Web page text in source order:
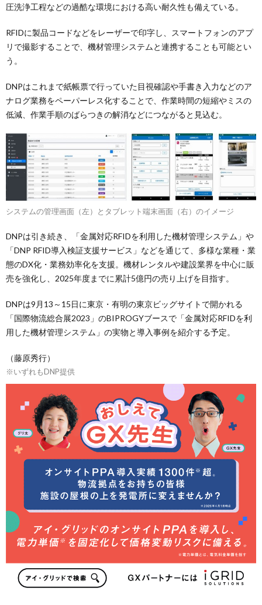
圧洗浄工程などの過酷な環境における高い耐久性も備えている。
RFIDに製品コードなどをレーザーで印字し、スマートフォンのアプ
リで撮影することで、機材管理システムと連携することも可能とい
う。
DNPはこれまで紙帳票で行っていた目視確認や手書き入力などのア
ナログ業務をペーパーレス化することで、作業時間の短縮やミスの
低減、作業手順のばらつきの解消などにつながると見込む。
システムの管理画面（左）とタブレット端末画面（右）のイメージ
DNPは引き続き、「金属対応RFIDを利用した機材管理システム」や
「DNP RFID導入検証支援サービス」などを通じて、多様な業種・業
態のDX化・業務効率化を支援。機材レンタルや建設業界を中心に販
売を強化し、2025年度までに累計5億円の売り上げを目指す。
DNPは9月13～15日に東京・有明の東京ビッグサイトで開かれる
「国際物流総合展2023」のBIPROGYブースで「金属対応RFIDを利
用した機材管理システム」の実物と導入事例を紹介する予定。
（藤原秀行）
※いずれもDNP提供